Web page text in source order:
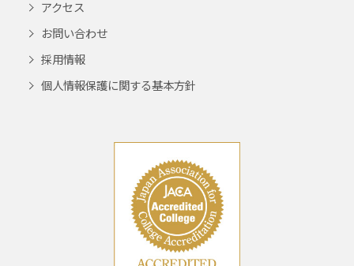
アクセス
お問い合わせ
採用情報
個人情報保護に関する基本方針